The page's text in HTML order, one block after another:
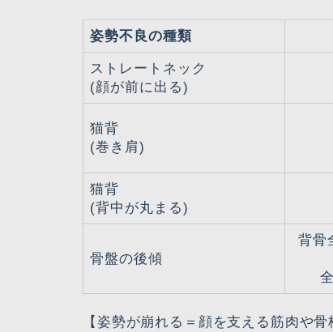
姿勢不良の種類
ストレートネック
(顔が前に出る)
猫背
(巻き肩)
猫背
(背中が丸まる)
骨盤の後傾
背骨
【姿勢が崩れる＝顔を支える筋肉や骨